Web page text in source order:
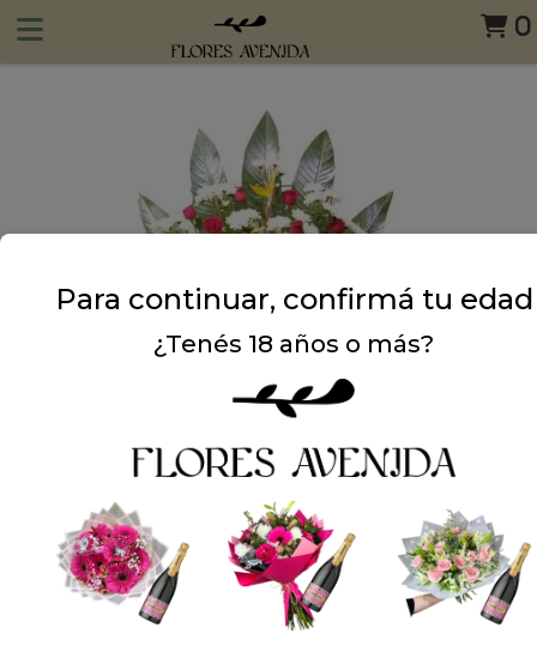
0
2 opiniones +
Dejá tu opinión
Para continuar, confirmá tu edad
¿Tenés 18 años o más?